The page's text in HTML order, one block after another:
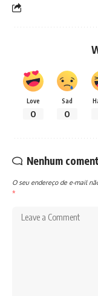
Love
0
Sad
0
Nenhum
O seu endereço de e-mail
*